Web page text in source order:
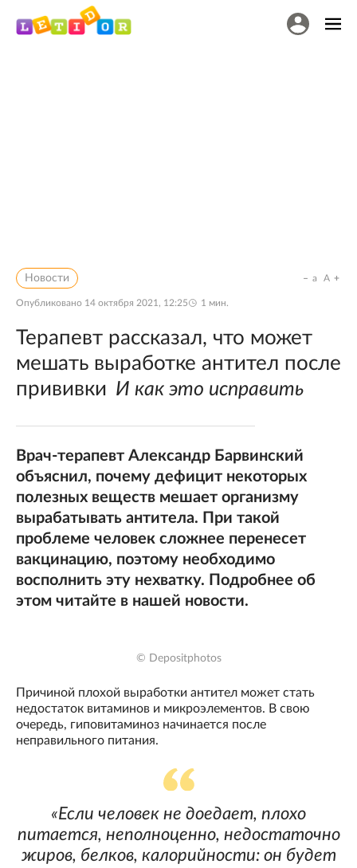
Новости
Опубликовано 14 октября 2021, 12:25 1 мин.
a A
Терапевт рассказал, что может
мешать выработке антител после
прививки И как это исправить
Врач-терапевт Александр Барвинский
объяснил, почему дефицит некоторых
полезных веществ мешает организму
вырабатывать антитела. При такой
проблеме человек сложнее перенесет
вакцинацию, поэтому необходимо
восполнить эту нехватку. Подробнее об
этом читайте в нашей новости.
© Depositphotos
Причиной плохой выработки антител может стать
недостаток витаминов и микроэлементов. В свою
очередь, гиповитаминоз начинается после
неправильного питания.
«Если человек не доедает, плохо
питается, неполноценно, недостаточно
жиров, белков, калорийности: он будет